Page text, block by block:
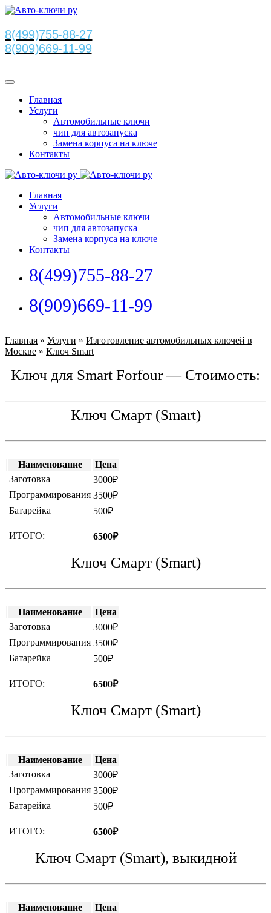
8(499)755-88-27
8(909)669-11-99
Главная
Услуги
Автомобильные ключи
чип для автозапуска
Замена корпуса на ключе
Контакты
Главная
Услуги
Автомобильные ключи
чип для автозапуска
Замена корпуса на ключе
Контакты
8(499)755-88-27
8(909)669-11-99
Главная » Услуги » Изготовление автомобильных ключей в
Москве » Ключ Smart
Ключ для Smart Forfour — Стоимость:
Ключ Смарт (Smart)
Наименование
Цена
Заготовка
3000₽
Программирования 3500₽
Батарейка
500₽
ИТОГО: 6500₽
Ключ Смарт (Smart)
Наименование
Цена
Заготовка
3000₽
Программирования 3500₽
Батарейка
500₽
ИТОГО: 6500₽
Ключ Смарт (Smart)
Наименование
Цена
Заготовка
3000₽
Программирования 3500₽
Батарейка
500₽
ИТОГО: 6500₽
Ключ Смарт (Smart), выкидной
Наименование
Цена